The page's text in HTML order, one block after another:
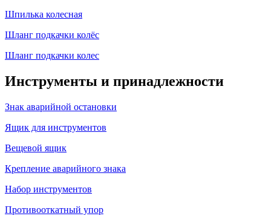
Шпилька колесная
Шланг подкачки колёс
Шланг подкачки колес
Инструменты и принадлежности
Знак аварийной остановки
Ящик для инструментов
Вещевой ящик
Крепление аварийного знака
Набор инструментов
Противооткатный упор